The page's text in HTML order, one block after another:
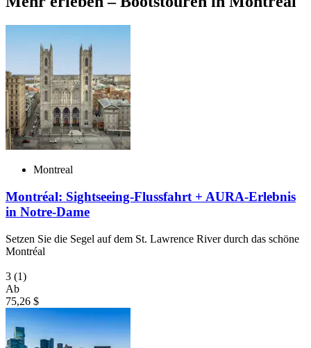
Montreal
Montréal: Sightseeing-Flussfahrt + AURA-Erlebnis
in Notre-Dame
Setzen Sie die Segel auf dem St. Lawrence River durch das schöne
Montréal
3 (1)
Ab
75,26 $